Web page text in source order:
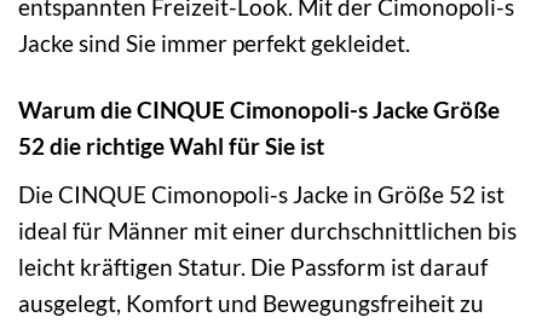
entspannten Freizeit-Look. Mit der Cimonopoli-s
Jacke sind Sie immer perfekt gekleidet.
Warum die CINQUE Cimonopoli-s Jacke Größe
52 die richtige Wahl für Sie ist
Die CINQUE Cimonopoli-s Jacke in Größe 52 ist
ideal für Männer mit einer durchschnittlichen bis
leicht kräftigen Statur. Die Passform ist darauf
ausgelegt, Komfort und Bewegungsfreiheit zu